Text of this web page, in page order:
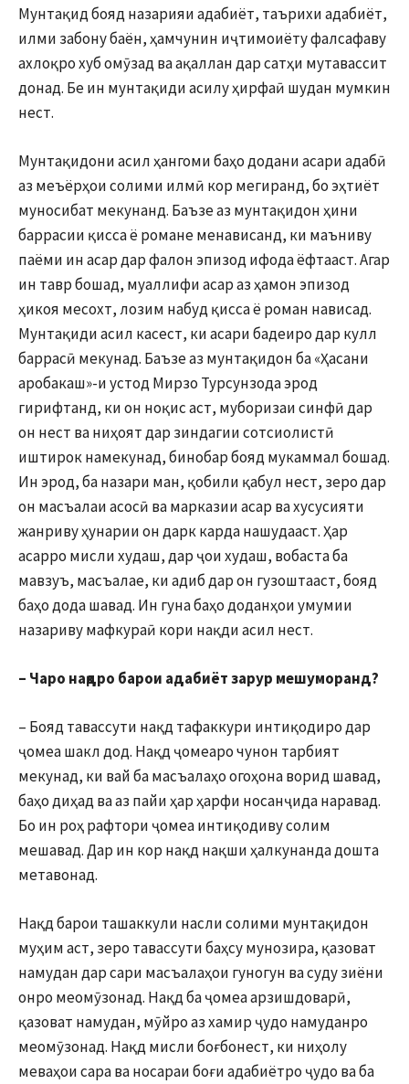
Мунтақид бояд назарияи адабиёт, таърихи адабиёт,
илми забону баён, ҳамчунин иҷтимоиёту фалсафаву
ахлоқро хуб омӯзад ва ақаллан дар сатҳи мутавассит
донад. Бе ин мунтақиди асилу ҳирфаӣ шудан мумкин
нест.
Мунтақидони асил ҳангоми баҳо додани асари адабӣ
аз меъёрҳои солими илмӣ кор мегиранд, бо эҳтиёт
муносибат мекунанд. Баъзе аз мунтақидон ҳини
баррасии қисса ё романе менависанд, ки маъниву
паёми ин асар дар фалон эпизод ифода ёфтааст. Агар
ин тавр бошад, муаллифи асар аз ҳамон эпизод
ҳикоя месохт, лозим набуд қисса ё роман нависад.
Мунтақиди асил касест, ки асари бадеиро дар кулл
баррасӣ мекунад. Баъзе аз мунтақидон ба «Ҳасани
аробакаш»-и устод Мирзо Турсунзода эрод
гирифтанд, ки он ноқис аст, муборизаи синфӣ дар
он нест ва ниҳоят дар зиндагии сотсиолистӣ
иштирок намекунад, бинобар бояд мукаммал бошад.
Ин эрод, ба назари ман, қобили қабул нест, зеро дар
он масъалаи асосӣ ва марказии асар ва хусусияти
жанриву ҳунарии он дарк карда нашудааст. Ҳар
асарро мисли худаш, дар ҷои худаш, вобаста ба
мавзуъ, масъалае, ки адиб дар он гузоштааст, бояд
баҳо дода шавад. Ин гуна баҳо доданҳои умумии
назариву мафкураӣ кори нақди асил нест.
– Чаро нақдро барои адабиёт зарур мешуморанд?
– Бояд тавассути нақд тафаккури интиқодиро дар
ҷомеа шакл дод. Нақд ҷомеаро чунон тарбият
мекунад, ки вай ба масъалаҳо огоҳона ворид шавад,
баҳо диҳад ва аз пайи ҳар ҳарфи носанҷида наравад.
Бо ин роҳ рафтори ҷомеа интиқодиву солим
мешавад. Дар ин кор нақд нақши ҳалкунанда дошта
метавонад.
Нақд барои ташаккули насли солими мунтақидон
муҳим аст, зеро тавассути баҳсу мунозира, қазоват
намудан дар сари масъалаҳои гуногун ва суду зиёни
онро меомӯзонад. Нақд ба ҷомеа арзишдоварӣ,
қазоват намудан, мӯйро аз хамир ҷудо намуданро
меомӯзонад. Нақд мисли боғбонест, ки ниҳолу
меваҳои сара ва носараи боғи адабиётро ҷудо ва ба